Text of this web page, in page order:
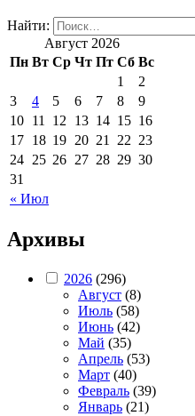
Найти:
Август 2026
Пн Вт Ср Чт Пт Сб Вс
« Июл
1
2
3
4 5 6 7 8
9
10 11 12 13 14 15 16
17 18 19 20 21 22 23
24 25 26 27 28 29 30
31
Архивы
2026 (296)
Август (8)
Июль (58)
Июнь (42)
Май (35)
Апрель (53)
Март (40)
Февраль (39)
Январь (21)